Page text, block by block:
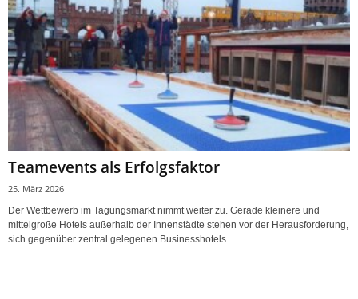
Teamevents als Erfolgsfaktor
25. März 2026
Der Wettbewerb im Tagungsmarkt nimmt weiter zu. Gerade kleinere und
mittelgroße Hotels außerhalb der Innenstädte stehen vor der Herausforderung,
sich gegenüber zentral gelegenen Businesshotels...